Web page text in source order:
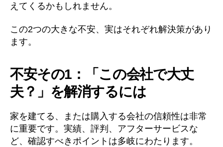
えてくるかもしれません。
この2つの大きな不安、実はそれぞれ解決策があり
ます。
不安その1：「この会社で大丈
夫？」を解消するには
家を建てる、または購入する会社の信頼性は非常
に重要です。実績、評判、アフターサービスな
ど、確認すべきポイントは多岐にわたります。